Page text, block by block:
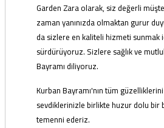
Garden Zara olarak, siz değerli
zaman yanınızda olmaktan gurur
da sizlere en kaliteli hizmeti sunmak
sürdürüyoruz. Sizlere sağlık ve
Bayramı diliyoruz.
Kurban Bayramı'nın tüm güzelliklerini
sevdiklerinizle birlikte huzur dolu bir
temenni ederiz.